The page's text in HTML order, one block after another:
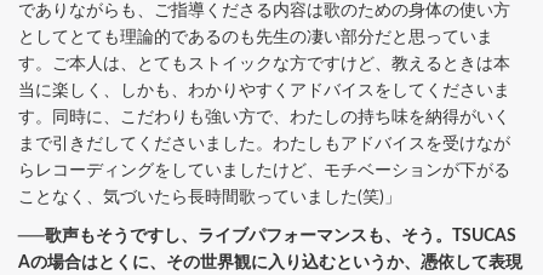
でありながらも、ご指導くださる内容は歌のための身体の使い方
としてとても理論的であるのも先生の凄い部分だと思っていま
す。ご本人は、とてもストイックな方ですけど、教えるときは本
当に楽しく、しかも、わかりやすくアドバイスをしてくださいま
す。同時に、こだわりも強い方で、わたしの持ち味を納得がいく
まで引きだしてくださいました。わたしもアドバイスを受けなが
らレコーディングをしていましたけど、モチベーションが下がる
ことなく、気づいたら長時間歌っていました(笑)」
──歌声もそうですし、ライブパフォーマンスも、そう。TSUCAS
Aの場合はとくに、その世界観に入り込むというか、憑依して表現